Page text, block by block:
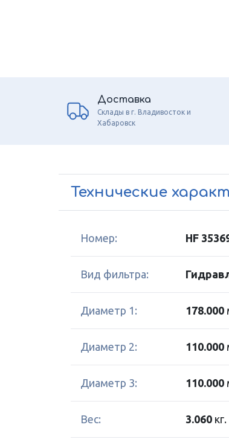
Доставка
Склады в г. Владивосток и
Хабаровск
Технические
Номер: HF
Вид фильтра:
Диаметр 1: 178.000
Диаметр 2: 110.000
Диаметр 3: 110.000
Вес: 3.060 кг.